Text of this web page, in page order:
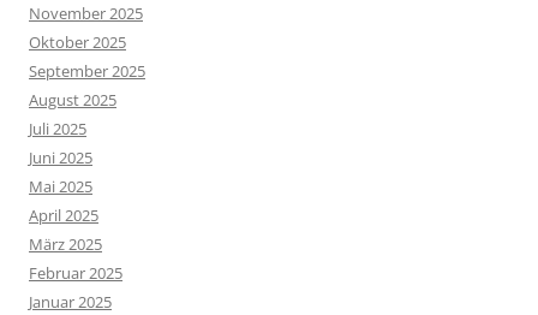
November 2025
Oktober 2025
September 2025
August 2025
Juli 2025
Juni 2025
Mai 2025
April 2025
März 2025
Februar 2025
Januar 2025